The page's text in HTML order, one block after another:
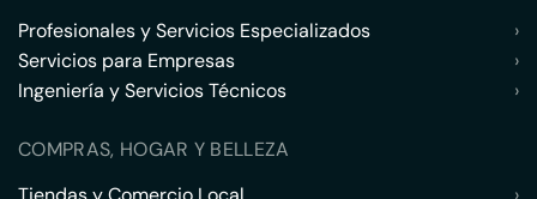
Profesionales y Servicios Especializados
›
Servicios para Empresas
›
Ingeniería y Servicios Técnicos
›
COMPRAS, HOGAR Y BELLEZA